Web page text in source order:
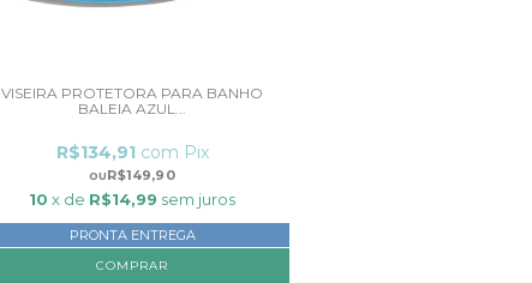
VISEIRA PROTETORA PARA BANHO
BALEIA AZUL...
R$149,90
R$134,91 com Pix
10 x de R$14,99 sem juros
PRONTA ENTREGA